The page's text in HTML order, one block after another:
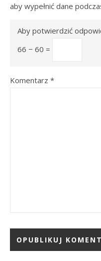
aby wypełnić dane
Aby potwierdzić
66 − 60 =
Komentarz *